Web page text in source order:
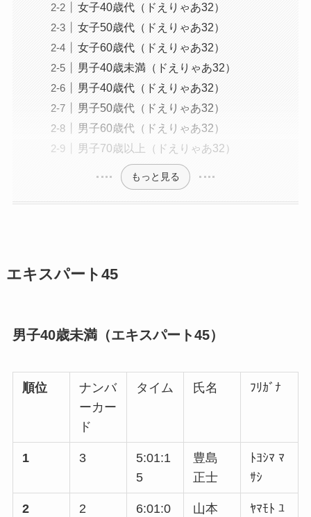
女子40歳代（ドえりゃあ32）
女子50歳代（ドえりゃあ32）
女子60歳代（ドえりゃあ32）
男子40歳未満（ドえりゃあ32）
男子40歳代（ドえりゃあ32）
男子50歳代（ドえりゃあ32）
男子60歳代（ドえりゃあ32）
男子70歳以上（ドえりゃあ32）
もっと見る
エキスパート45
男子40歳未満（エキスパート45）
順位
ナンバ
ーカー
ド
タイム 氏名 ﾌﾘｶﾞﾅ
1 3
5:01:1
5
豊島
正士
ﾄﾖｼﾏ ﾏ
ｻｼ
2 2
6:01:0
山本
ﾔﾏﾓﾄ ﾕ